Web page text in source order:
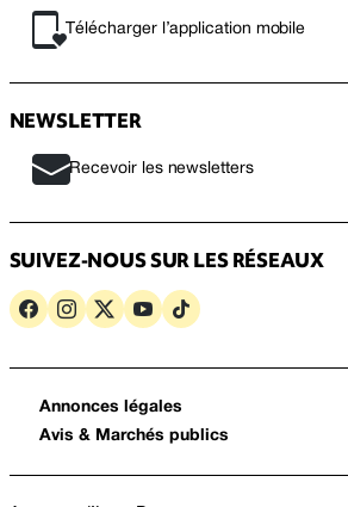
Télécharger l’application mobile
NEWSLETTER
Recevoir les newsletters
SUIVEZ-NOUS SUR LES RÉSEAUX
Annonces légales
Avis & Marchés publics